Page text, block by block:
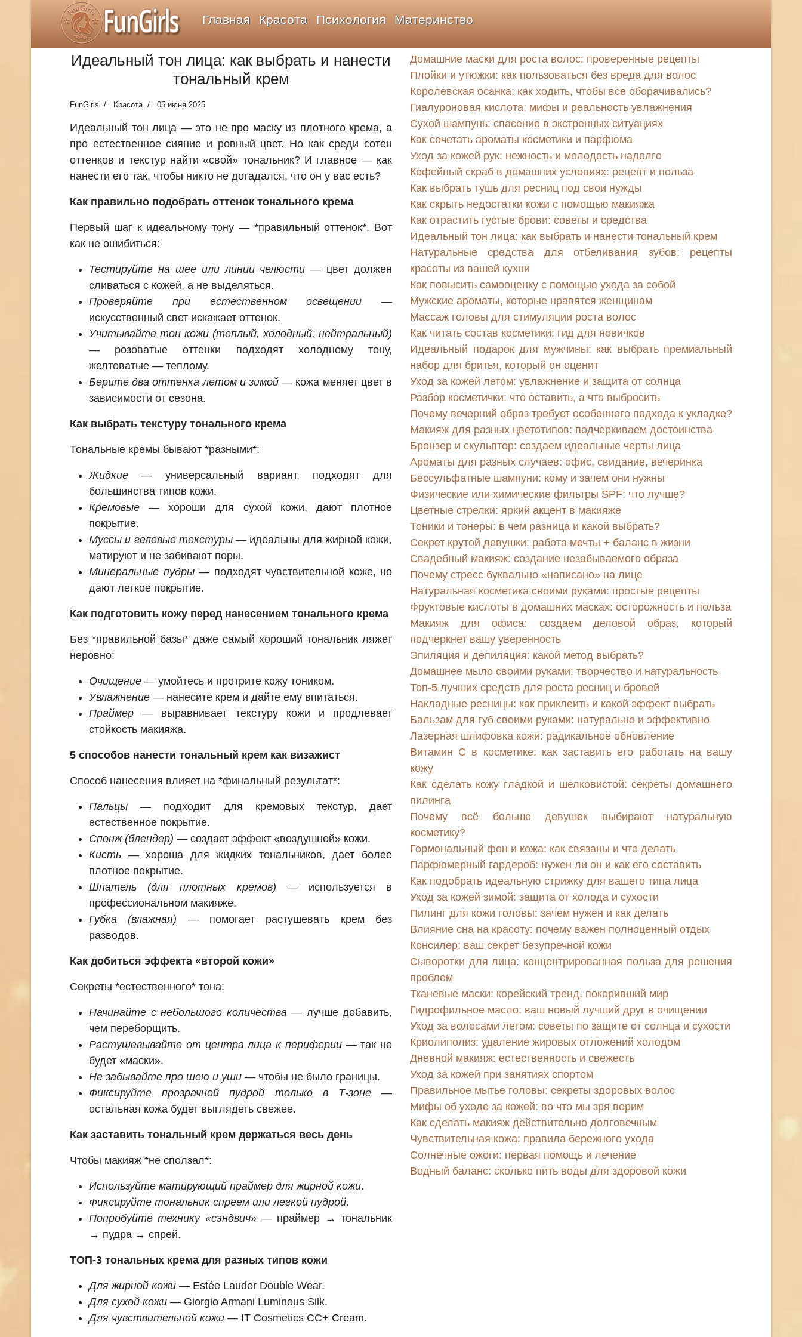
FunGirls Главная Красота Психология Материнство
Идеальный тон лица: как выбрать и нанести
тональный крем
FunGirls Красота 05 июня 2025
Идеальный тон лица — это не про маску из плотного крема, а
про естественное сияние и ровный цвет. Но как среди сотен
оттенков и текстур найти «свой» тональник? И главное — как
нанести его так, чтобы никто не догадался, что он у вас есть?
Как правильно подобрать оттенок тонального крема
Первый шаг к идеальному тону — *правильный оттенок*. Вот
как не ошибиться:
Тестируйте на шее или линии челюсти — цвет должен
сливаться с кожей, а не выделяться.
Проверяйте при естественном освещении —
искусственный свет искажает оттенок.
Учитывайте тон кожи (теплый, холодный, нейтральный)
— розоватые оттенки подходят холодному тону,
желтоватые — теплому.
Берите два оттенка летом и зимой — кожа меняет цвет в
зависимости от сезона.
Как выбрать текстуру тонального крема
Тональные кремы бывают *разными*:
Жидкие — универсальный вариант, подходят для
большинства типов кожи.
Кремовые — хороши для сухой кожи, дают плотное
покрытие.
Муссы и гелевые текстуры— идеальны для жирной кожи,
матируют и не забивают поры.
Минеральные пудры— подходят чувствительной коже, но
дают легкое покрытие.
Как подготовить кожу перед нанесением тонального крема
Без *правильной базы* даже самый хороший тональник ляжет
неровно:
Очищение — умойтесь и протрите кожу тоником.
Увлажнение — нанесите крем и дайте ему впитаться.
Праймер — выравнивает текстуру кожи и продлевает
стойкость макияжа.
5 способов нанести тональный крем как визажист
Способ нанесения влияет на *финальный результат*:
Пальцы — подходит для кремовых текстур, дает
естественное покрытие.
Спонж (блендер) — создает эффект «воздушной» кожи.
Кисть — хороша для жидких тональников, дает более
плотное покрытие.
Шпатель (для плотных кремов) — используется в
профессиональном макияже.
Губка (влажная) — помогает растушевать крем без
разводов.
Как добиться эффекта «второй кожи»
Секреты *естественного* тона:
Начинайте с небольшого количества— лучше добавить,
чем переборщить.
Растушевывайте от центра лица к периферии— так не
будет «маски».
Не забывайте про шею и уши — чтобы не было границы.
Фиксируйте прозрачной пудрой только в Т-зоне—
остальная кожа будет выглядеть свежее.
Как заставить тональный крем держаться весь день
Чтобы макияж *не сползал*:
Используйте матирующий праймер для жирной кожи.
Фиксируйте тональник спреем или легкой пудрой.
Попробуйте технику «сэндвич»— праймер → тональник
→ пудра → спрей.
ТОП-3 тональных крема для разных типов кожи
Для жирной кожи — Estée Lauder Double Wear.
Для сухой кожи — Giorgio Armani Luminous Silk.
Для чувствительной кожи — IT Cosmetics CC+ Cream.
Домашние маски для роста волос: проверенные рецепты
Плойки и утюжки: как пользоваться без вреда для волос
Королевская осанка: как ходить, чтобы все оборачивались?
Гиалуроновая кислота: мифы и реальность увлажнения
Сухой шампунь: спасение в экстренных ситуациях
Как сочетать ароматы косметики и парфюма
Уход за кожей рук: нежность и молодость надолго
Кофейный скраб в домашних условиях: рецепт и польза
Как выбрать тушь для ресниц под свои нужды
Как скрыть недостатки кожи с помощью макияжа
Как отрастить густые брови: советы и средства
Идеальный тон лица: как выбрать и нанести тональный крем
Натуральные средства для отбеливания зубов: рецепты
красоты из вашей кухни
Как повысить самооценку с помощью ухода за собой
Мужские ароматы, которые нравятся женщинам
Массаж головы для стимуляции роста волос
Как читать состав косметики: гид для новичков
Идеальный подарок для мужчины: как выбрать премиальный
набор для бритья, который он оценит
Уход за кожей летом: увлажнение и защита от солнца
Разбор косметички: что оставить, а что выбросить
Почему вечерний образ требует особенного подхода к укладке?
Макияж для разных цветотипов: подчеркиваем достоинства
Бронзер и скульптор: создаем идеальные черты лица
Ароматы для разных случаев: офис, свидание, вечеринка
Бессульфатные шампуни: кому и зачем они нужны
Физические или химические фильтры SPF: что лучше?
Цветные стрелки: яркий акцент в макияже
Тоники и тонеры: в чем разница и какой выбрать?
Секрет крутой девушки: работа мечты + баланс в жизни
Свадебный макияж: создание незабываемого образа
Почему стресс буквально «написано» на лице
Натуральная косметика своими руками: простые рецепты
Фруктовые кислоты в домашних масках: осторожность и польза
Макияж для офиса: создаем деловой образ, который
подчеркнет вашу уверенность
Эпиляция и депиляция: какой метод выбрать?
Домашнее мыло своими руками: творчество и натуральность
Топ-5 лучших средств для роста ресниц и бровей
Накладные ресницы: как приклеить и какой эффект выбрать
Бальзам для губ своими руками: натурально и эффективно
Лазерная шлифовка кожи: радикальное обновление
Витамин С в косметике: как заставить его работать на вашу
кожу
Как сделать кожу гладкой и шелковистой: секреты домашнего
пилинга
Почему всё больше девушек выбирают натуральную
косметику?
Гормональный фон и кожа: как связаны и что делать
Парфюмерный гардероб: нужен ли он и как его составить
Как подобрать идеальную стрижку для вашего типа лица
Уход за кожей зимой: защита от холода и сухости
Пилинг для кожи головы: зачем нужен и как делать
Влияние сна на красоту: почему важен полноценный отдых
Консилер: ваш секрет безупречной кожи
Сыворотки для лица: концентрированная польза для решения
проблем
Тканевые маски: корейский тренд, покоривший мир
Гидрофильное масло: ваш новый лучший друг в очищении
Уход за волосами летом: советы по защите от солнца и сухости
Криолиполиз: удаление жировых отложений холодом
Дневной макияж: естественность и свежесть
Уход за кожей при занятиях спортом
Правильное мытье головы: секреты здоровых волос
Мифы об уходе за кожей: во что мы зря верим
Как сделать макияж действительно долговечным
Чувствительная кожа: правила бережного ухода
Солнечные ожоги: первая помощь и лечение
Водный баланс: сколько пить воды для здоровой кожи